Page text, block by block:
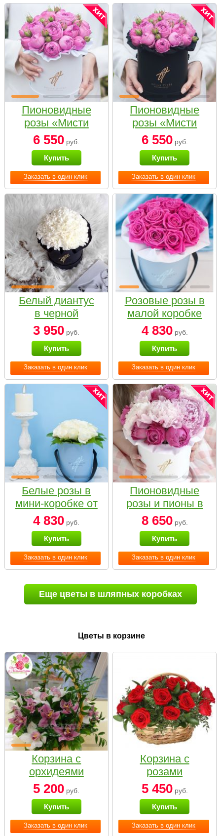
Заказать в один клик
Пионовидные
розы «Мисти
бабблс» в белой
коробке Small
6 550 руб.
Купить
Заказать в один клик
Пионовидные
розы «Мисти
бабблс» в
черной коробке
Small
6 550руб.
Купить
Заказать в один клик
Белый диантус
в черной
коробке Small
3 950 руб.
Купить
Заказать в один клик
Розовые розы в
малой коробке
4 830руб.
Купить
Заказать в один клик
Белые розы в
мини-коробке от
Bella Fiori
4 830 руб.
Купить
Заказать в один клик
Пионовидные
розы и пионы в
белой коробке
Small
8 650руб.
Купить
Еще цветы в шляпных коробках
Цветы в корзине
Заказать в один клик
Корзина с
орхидеями
малая
5 200 руб.
Купить
Заказать в один клик
Корзина с
розами
«Красный
Париж»
5 450руб.
Купить